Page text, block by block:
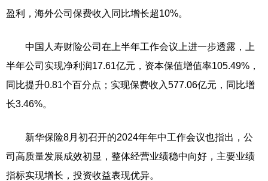
盈利，海外公司保费收入同比增长超10%。
中国人寿财险公司在上半年工作会议上进一步透露，上
半年公司实现净利润17.61亿元，资本保值增值率105.49%，
同比提升0.81个百分点；实现保费收入577.06亿元，同比增
长3.46%。
新华保险8月初召开的2024年年中工作会议也指出，公
司高质量发展成效初显，整体经营业绩稳中向好，主要业绩
指标实现增长，投资收益表现优异。